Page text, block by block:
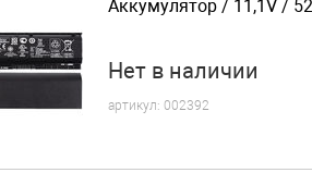
Аккумулятор / 11,1V /
Нет в наличии
артикул: 002392